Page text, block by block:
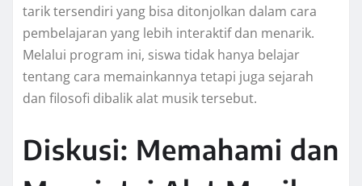
tarik tersendiri yang bisa ditonjolkan dalam cara
pembelajaran yang lebih interaktif dan menarik.
Melalui program ini, siswa tidak hanya belajar
tentang cara memainkannya tetapi juga sejarah
dan filosofi dibalik alat musik tersebut.
Diskusi: Memahami dan